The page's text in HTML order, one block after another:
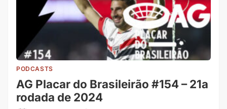
PODCASTS
AG Placar do Brasileirão #154 – 21a
rodada de 2024